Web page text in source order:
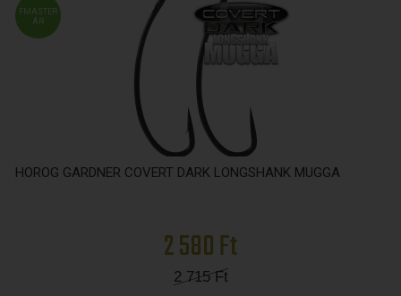
FMASTER
ÁR
HOROG GARDNER COVERT DARK LONGSHANK MUGGA
2 580 Ft
2 715Ft